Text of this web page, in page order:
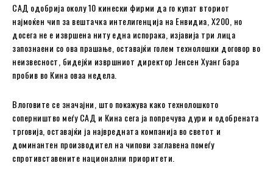
САД одобрија околу 10 кинески фирми да го купат вториот
најмоќен чип за вештачка интелигенција на Енвидиа, Х200, но
досега не е извршена ниту една испорака, изјавија три лица
запознаени со ова прашање, оставајќи голем технолошки договор во
неизвесност, бидејќи извршниот директор Јенсен Хуанг бара
пробив во Кина оваа недела.
Влоговите се значајни, што покажува како технолошкото
соперништво меѓу САД и Кина сега ја попречува дури и одобрената
трговија, оставајќи ја највредната компанија во светот и
доминантен производител на чипови заглавена помеѓу
спротивставените национални приоритети.